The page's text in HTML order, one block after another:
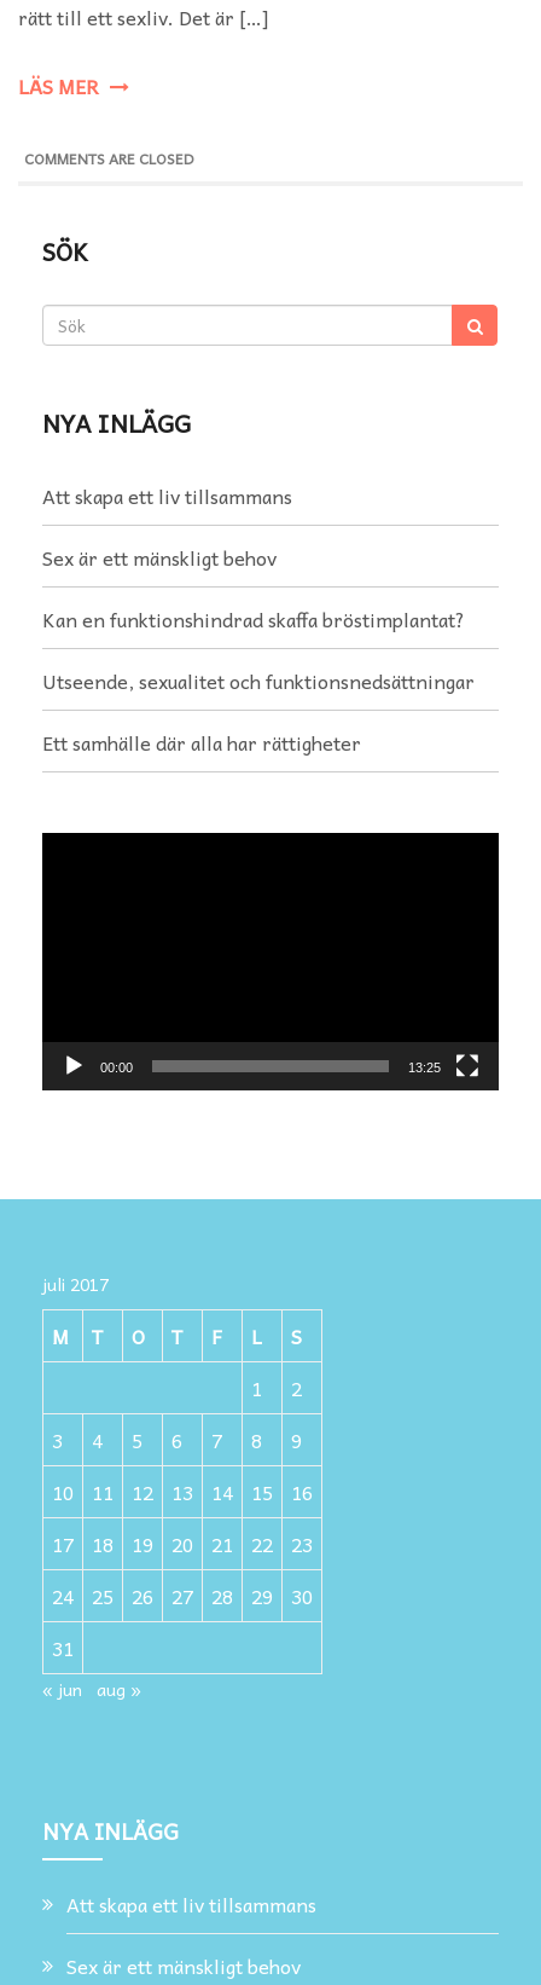
rätt till ett sexliv. Det är […]
LÄS MER
COMMENTS ARE CLOSED
SÖK
NYA INLÄGG
Att skapa ett liv tillsammans
Sex är ett mänskligt behov
Kan en funktionshindrad skaffa bröstimplantat?
Utseende, sexualitet och funktionsnedsättningar
Ett samhälle där alla har rättigheter
00:00 13:25
juli 2017
M T O T F L
S
1
2
3
4 5 6 7 8
9
10
11 12 13 14 15
16
17
18 19 20 21 22
23
24
25 26 27 28 29
30
31
« jun aug »
NYA INLÄGG
Att skapa ett liv tillsammans
Sex är ett mänskligt behov